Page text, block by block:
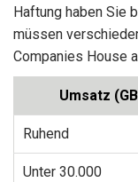
Haftung haben Sie
müssen
Companies House
Umsatz
Ruhend
Unter 30.000